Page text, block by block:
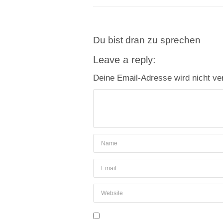
Du bist dran zu sprechen
Leave a reply:
Deine Email-Adresse wird nicht